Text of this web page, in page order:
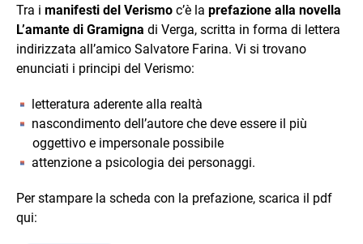
Tra i manifesti del Verismo c’è la prefazione alla novella
L’amante di Gramigna di Verga, scritta in forma di lettera
indirizzata all’amico Salvatore Farina. Vi si trovano
enunciati i principi del Verismo:
letteratura aderente alla realtà
nascondimento dell’autore che deve essere il più
oggettivo e impersonale possibile
attenzione a psicologia dei personaggi.
Per stampare la scheda con la prefazione, scarica il pdf
qui: